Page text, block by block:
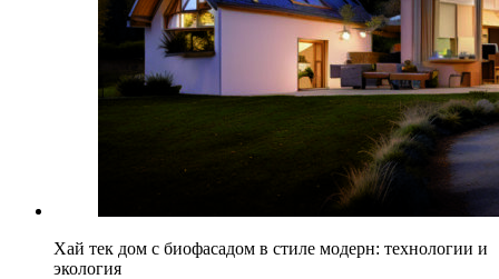
Хай тек дом с биофасадом в стиле модерн: технологии и
экология